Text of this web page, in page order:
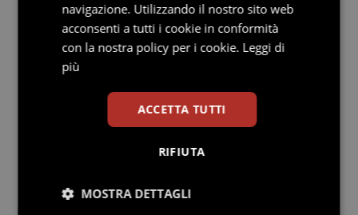
Riorganizzazione Aifa (art. 17, comma 10)
Entro tre mesi dalla conversione in legge della manovra
dovrà essere emanato un decreto per la
riorganizzazione dell’Aifa sulla base dei seguenti
criteri: affidamento al Cda delle modifiche sull’assetto
organizzativo dell’Agenzia; riorganizzazione della
Commissione tecnico-scientifica e del Comitato
prezzi e rimborsi, ciascuna delle quali dovrà avere 10
Stato-Regioni oltre al Dg Aifa e al presidente dell’Iss) la
cui indennità dovrà essere in linea con quelle
navigazione. Utilizzando il nostro sito web
acconsenti a tutti i cookie in conformità
con la nostra policy per i cookie. Leggi di
più
ACCETTA TUTTI
RIFIUTA
MOSTRA DETTAGLI